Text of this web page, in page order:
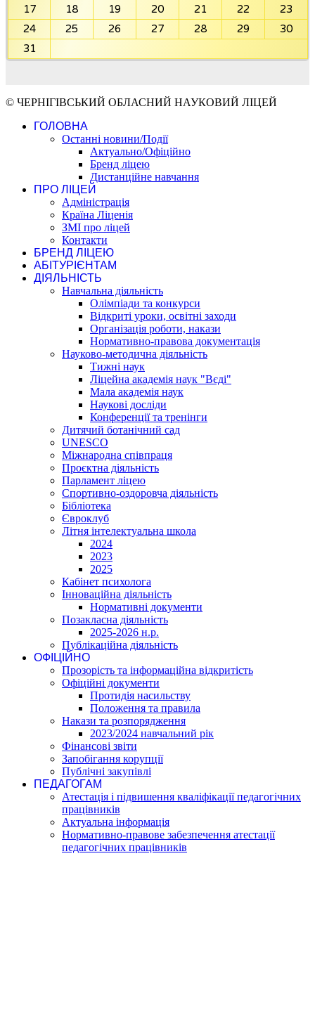
17 18 19 20 21 22
23
24
25 26 27 28 29
30
31
© ЧЕРНІГІВСЬКИЙ ОБЛАСНИЙ НАУКОВИЙ ЛІЦЕЙ
ГОЛОВНА
Останні новини/Події
Актуально/Офіційно
Бренд ліцею
Дистанційне навчання
ПРО ЛІЦЕЙ
Адміністрація
Країна Ліценія
ЗМІ про ліцей
Контакти
БРЕНД ЛІЦЕЮ
АБІТУРІЄНТАМ
ДІЯЛЬНІСТЬ
Навчальна діяльність
Олімпіади та конкурси
Відкриті уроки, освітні заходи
Організація роботи, накази
Нормативно-правова документація
Науково-методична діяльність
Тижні наук
Ліцейна академія наук "Вєді"
Мала академія наук
Наукові досліди
Конференції та тренінги
Дитячий ботанічний сад
UNESCO
Міжнародна співпраця
Проєктна діяльність
Парламент ліцею
Спортивно-оздоровча діяльність
Бібліотека
Євроклуб
Літня інтелектуальна школа
2024
2023
2025
Кабінет психолога
Інноваційна діяльність
Нормативні документи
Позакласна діяльність
2025-2026 н.р.
Публікаційна діяльність
ОФІЦІЙНО
Прозорість та інформаційна відкритість
Офіційні документи
Протидія насильству
Положення та правила
Накази та розпорядження
2023/2024 навчальний рік
Фінансові звіти
Запобігання корупції
Публічні закупівлі
ПЕДАГОГАМ
Атестація і підвишення кваліфікації педагогічних
працівників
Актуальна інформація
Нормативно-правове забезпечення атестації
педагогічних працівників